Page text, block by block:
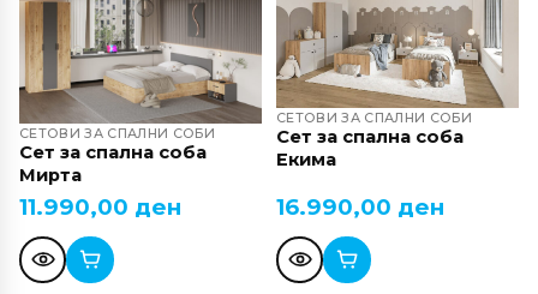
СЕТОВИ ЗА СПАЛНИ СОБИ
Сет за спална соба
Мирта
11.990,00 ден
СЕТОВИ ЗА СПАЛНИ СОБИ
Сет за спална соба
Екима
16.990,00 ден